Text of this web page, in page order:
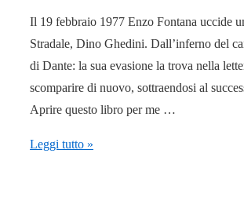
Il 19 febbraio 1977 Enzo Fontana uccide
Stradale, Dino Ghedini. Dall’inferno del
di Dante: la sua evasione la trova nella
scomparire di nuovo, sottraendosi al
Aprire questo libro per me …
Le
Leggi tutto »